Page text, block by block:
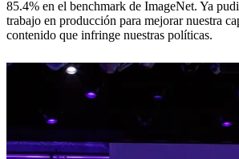
85.4% en el benchmark de ImageNet. Ya
trabajo en producción para mejorar nuestra
contenido que infringe nuestras políticas.